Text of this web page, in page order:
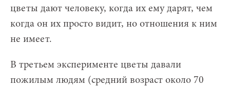
цветы дают человеку, когда их ему дарят, чем
когда он их просто видит, но отношения к ним
не имеет.
В третьем эксперименте цветы давали
пожилым людям (средний возраст около 70